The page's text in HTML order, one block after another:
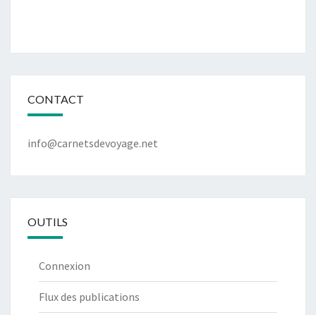
CONTACT
info@carnetsdevoyage.net
OUTILS
Connexion
Flux des publications